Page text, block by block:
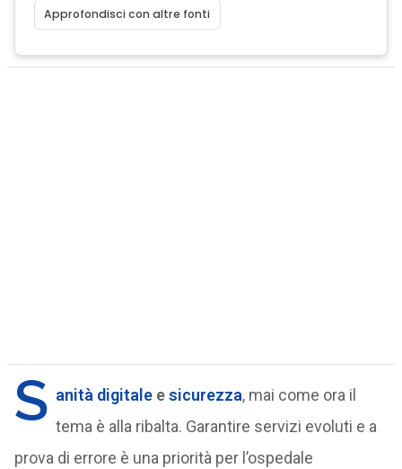
Approfondisci con altre fonti
S anità digitaleesicurezza, mai come ora il
tema è alla ribalta. Garantire servizi evoluti e a
prova di errore è una priorità per l’ospedale